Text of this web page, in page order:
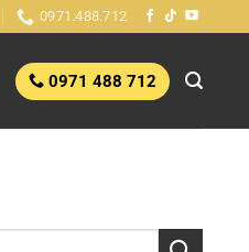
0971.488.712
0971 488 712